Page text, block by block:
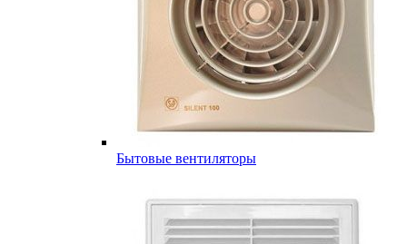
Бытовые вентиляторы